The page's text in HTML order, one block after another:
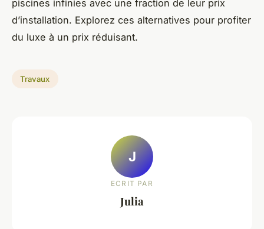
piscines infinies avec une fraction de leur prix
d’installation. Explorez ces alternatives pour profiter
du luxe à un prix réduisant.
Travaux
J
ECRIT PAR
Julia